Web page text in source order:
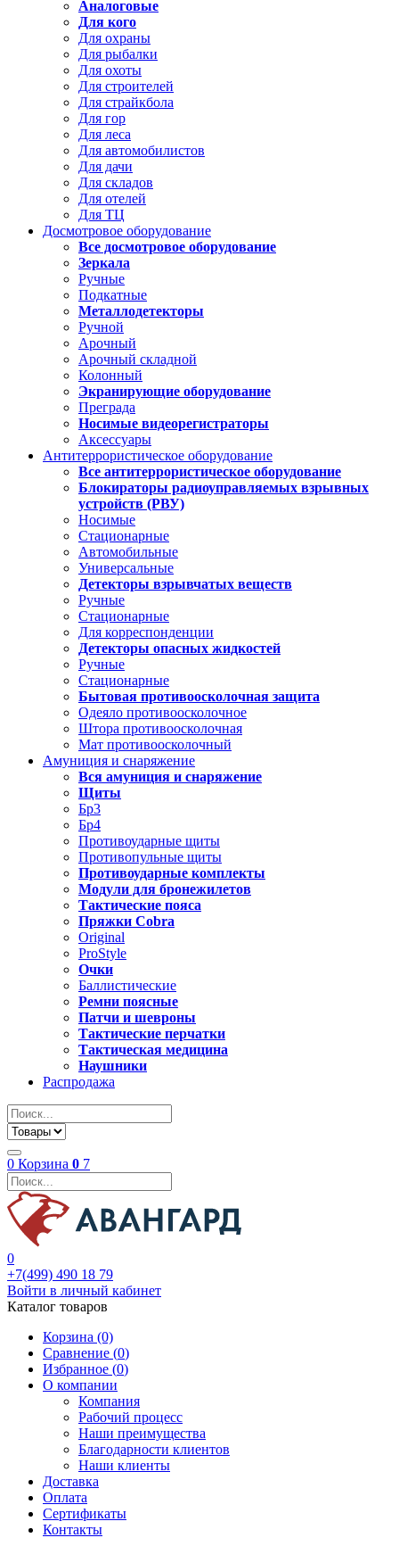
Аналоговые
Для кого
Для охраны
Для рыбалки
Для охоты
Для строителей
Для страйкбола
Для гор
Для леса
Для автомобилистов
Для дачи
Для складов
Для отелей
Для ТЦ
Досмотровое оборудование
Все досмотровое оборудование
Зеркала
Ручные
Подкатные
Металлодетекторы
Ручной
Арочный
Арочный складной
Колонный
Экранирующие оборудование
Преграда
Носимые видеорегистраторы
Аксессуары
Антитеррористическое оборудование
Все антитеррористическое оборудование
Блокираторы радиоуправляемых взрывных
устройств (РВУ)
Носимые
Стационарные
Автомобильные
Универсальные
Детекторы взрывчатых веществ
Ручные
Стационарные
Для корреспонденции
Детекторы опасных жидкостей
Ручные
Стационарные
Бытовая противоосколочная защита
Одеяло противоосколочное
Штора противоосколочная
Мат противоосколочный
Амуниция и снаряжение
Вся амуниция и снаряжение
Щиты
Бр3
Бр4
Противоударные щиты
Противопульные щиты
Противоударные комплекты
Модули для бронежилетов
Тактические пояса
Пряжки Cobra
Original
ProStyle
Очки
Баллистические
Ремни поясные
Патчи и шевроны
Тактические перчатки
Тактическая медицина
Наушники
Распродажа
0 Корзина 0 7
0
+7(499) 490 18 79
Войти в личный кабинет
Каталог товаров
Корзина (0)
Сравнение (0)
Избранное (0)
О компании
Компания
Рабочий процесс
Наши преимущества
Благодарности клиентов
Наши клиенты
Доставка
Оплата
Сертификаты
Контакты